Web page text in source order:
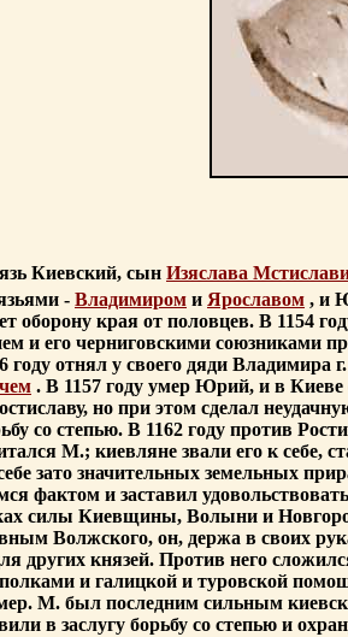
Киевский, сын Изяслава
- Владимиром и Ярославом , и
оборону края от половцев. В 1154
и его черниговскими союзниками
отнял у своего дяди
. В 1157 году умер Юрий, и в
но при этом сделал
со степью. В 1162 году против
М.; киевляне звали его к
зато значительных земельных
фактом и заставил
силы Киевщины, Волыни и
Волжского, он, держа в своих
других князей. Против него
и галицкой и туровской
М. был последним сильным
в заслугу борьбу со степью и